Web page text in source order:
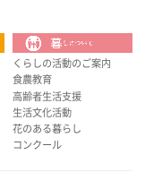
くらしの活動のご案内
食農教育
高齢者生活支援
生活文化活動
花のある暮らし
コンクール